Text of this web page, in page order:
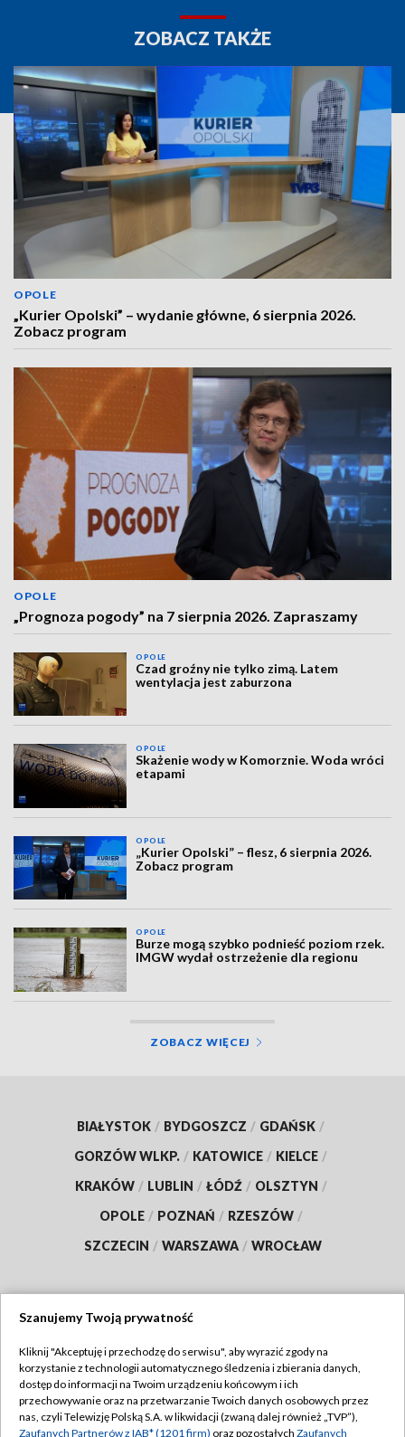
ZOBACZ TAKŻE
OPOLE
„Kurier Opolski” – wydanie główne, 6 sierpnia 2026.
Zobacz program
OPOLE
„Prognoza pogody” na 7 sierpnia 2026. Zapraszamy
OPOLE
Czad groźny nie tylko zimą. Latem
wentylacja jest zaburzona
OPOLE
Skażenie wody w Komorznie. Woda wróci
etapami
OPOLE
„Kurier Opolski” – flesz, 6 sierpnia 2026.
Zobacz program
OPOLE
Burze mogą szybko podnieść poziom rzek.
IMGW wydał ostrzeżenie dla regionu
ZOBACZ WIĘCEJ
BIAŁYSTOK / BYDGOSZCZ / GDAŃSK /
GORZÓW WLKP. / KATOWICE / KIELCE /
KRAKÓW / LUBLIN / ŁÓDŹ / OLSZTYN /
OPOLE / POZNAŃ / RZESZÓW /
SZCZECIN / WARSZAWA / WROCŁAW
TVP
Abonament TVP
Emisja w TVP
Regulamin TVP
Szanujemy Twoją prywatność
Kliknij "Akceptuję i przechodzę do serwisu", aby wyrazić zgody na
korzystanie z technologii automatycznego śledzenia i zbierania danych,
dostęp do informacji na Twoim urządzeniu końcowym i ich
przechowywanie oraz na przetwarzanie Twoich danych osobowych przez
nas, czyli Telewizję Polską S.A. w likwidacji (zwaną dalej również „TVP”),
Zaufanych Partnerów z IAB* (1201 firm) oraz pozostałych Zaufanych